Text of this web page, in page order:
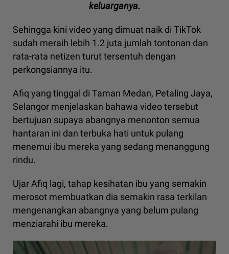
keluarganya.
Sehingga kini video yang dimuat naik di TikTok
sudah meraih lebih 1.2 juta jumlah tontonan dan
rata-rata netizen turut tersentuh dengan
perkongsiannya itu.
Afiq yang tinggal di Taman Medan, Petaling Jaya,
Selangor menjelaskan bahawa video tersebut
bertujuan supaya abangnya menonton semua
hantaran ini dan terbuka hati untuk pulang
menemui ibu mereka yang sedang menanggung
rindu.
Ujar Afiq lagi, tahap kesihatan ibu yang semakin
merosot membuatkan dia semakin rasa terkilan
mengenangkan abangnya yang belum pulang
menziarahi ibu mereka.